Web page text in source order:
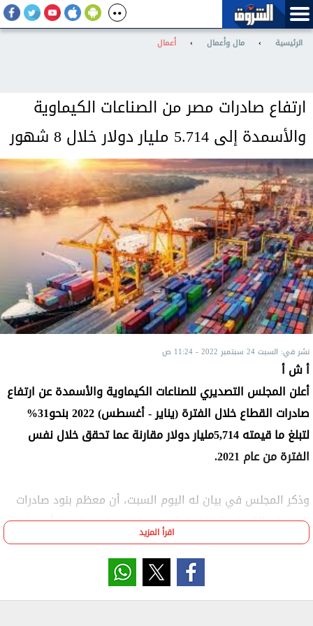
الرئيسية › مال وأعمال › أعمال
ارتفاع صادرات مصر من الصناعات الكيماوية
والأسمدة إلى 5.714 مليار دولار خلال 8 شهور
نشر في: السبت 24 سبتمبر 2022 - 11:24 ص
أ ش أ
أعلن المجلس التصديري للصناعات الكيماوية والأسمدة عن ارتفاع
صادرات القطاع خلال الفترة (يناير - أغسطس) 2022 بنحو31%
لتبلغ ما قيمته 5,714مليار دولار مقارنة عما تحقق خلال نفس
الفترة من عام 2021.
وذكر المجلس في بيان له اليوم السبت، أن معظم بنود صادرات
الصناعات الكيماوية خلال 8 شهور حققت زيادة واضحة أبرزها
صادرات كلا من "الأسمدة"، و"اللدائن"، و"الكيماويات غير
العضوية"، و"الأحبار والدهانات"، و"المنظفات"، وحققت صادرات
اقرأ المزيد